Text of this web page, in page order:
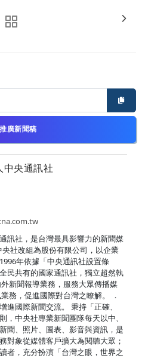
推廣新聞稿
中央通訊社
訊社，是台灣最具影響力的新聞媒
社改組為股份有限公司，以企業
年依據「中央通訊社設置條
民共有的國家通訊社，獨立超然執
新聞報導業務，服務大眾傳播媒
務，促進國際對台灣之瞭解。 ．
進國際新聞交流。 秉持「正確、
，中央社專業新聞團隊每天以中、
聞、照片、圖表、影音與資訊，是
對象從媒體客戶擴大為閱聽大眾；
者，充分扮演「台灣之眼，世界之